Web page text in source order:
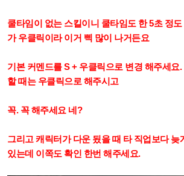
쿨타임이 없는 스킬이니 쿨타임도 한 5초 정
가 우클릭이라 이거 삑 많이 나거든요
기본 커멘드를 S + 우클릭으로 변경 해주세요
할 때는 우클릭으로 해주시고
꼭. 꼭 해주세요 네?
그리고 캐릭터가 다운 됬을 때 타 직업보다 늦
있는데 이쪽도 확인 한번 해주세요.